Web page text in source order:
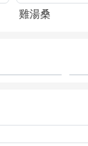
雞湯桑